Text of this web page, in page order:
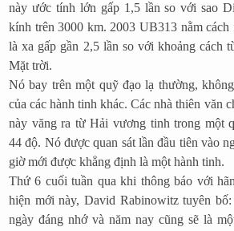
này ước tính lớn gấp 1,5 lần so với sao
kính trên 3000 km. 2003 UB313 nằm
là xa gấp gần 2,5 lần so với khoảng cách
Mặt trời.
Nó bay trên một quỹ đạo lạ thường,
của các hành tinh khác. Các nhà thiên văn
này văng ra từ Hải vương tinh trong một
44 độ. Nó được quan sát lần đầu tiên vào
giờ mới được khẳng định là một hành tinh.
Thứ 6 cuối tuần qua khi thông báo với
hiện mới này, David Rabinowitz tuyên
ngày đáng nhớ và năm nay cũng sẽ là